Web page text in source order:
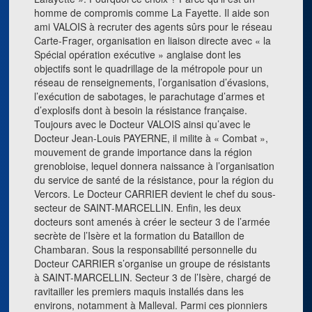
homme de compromis comme La Fayette. Il aide son
ami VALOIS à recruter des agents sûrs pour le réseau
Carte-Frager, organisation en liaison directe avec « la
Spécial opération exécutive » anglaise dont les
objectifs sont le quadrillage de la métropole pour un
réseau de renseignements, l’organisation d’évasions,
l’exécution de sabotages, le parachutage d’armes et
d’explosifs dont à besoin la résistance française.
Toujours avec le Docteur VALOIS ainsi qu’avec le
Docteur Jean-Louis PAYERNE, il milite à « Combat »,
mouvement de grande importance dans la région
grenobloise, lequel donnera naissance à l’organisation
du service de santé de la résistance, pour la région du
Vercors. Le Docteur CARRIER devient le chef du sous-
secteur de SAINT-MARCELLIN. Enfin, les deux
docteurs sont amenés à créer le secteur 3 de l’armée
secrète de l’Isère et la formation du Bataillon de
Chambaran. Sous la responsabilité personnelle du
Docteur CARRIER s’organise un groupe de résistants
à SAINT-MARCELLIN. Secteur 3 de l’Isère, chargé de
ravitailler les premiers maquis installés dans les
environs, notamment à Malleval. Parmi ces pionniers